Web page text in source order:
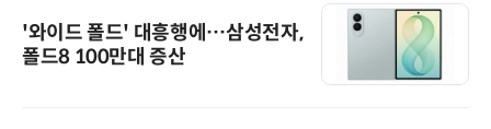
'와이드 폴드' 대흥행에…삼성전자,
폴드8 100만대 증산